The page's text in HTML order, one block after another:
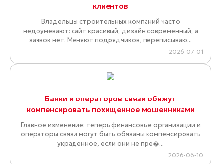
клиентов
Владельцы строительных компаний часто
недоумевают: сайт красивый, дизайн современный, а
заявок нет. Меняют подрядчиков, переписываю...
2026-07-01
Банки и операторов связи обяжут
компенсировать похищенное мошенниками
Главное изменение: теперь финансовые организации и
операторы связи могут быть обязаны компенсировать
украденное, если они не пре�...
2026-06-10